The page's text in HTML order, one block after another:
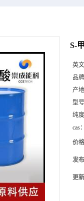
S-
英
品
产
型
纯
cas
价
发
更